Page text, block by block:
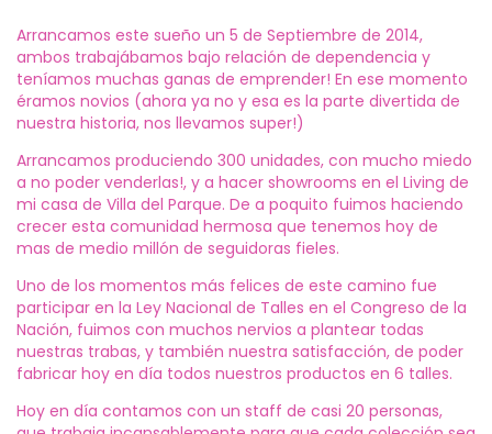
Arrancamos este sueño un 5 de Septiembre de 2014,
ambos trabajábamos bajo relación de dependencia y
teníamos muchas ganas de emprender! En ese momento
éramos novios (ahora ya no y esa es la parte divertida de
nuestra historia, nos llevamos super!)
Arrancamos produciendo 300 unidades, con mucho miedo
a no poder venderlas!, y a hacer showrooms en el Living de
mi casa de Villa del Parque. De a poquito fuimos haciendo
crecer esta comunidad hermosa que tenemos hoy de
mas de medio millón de seguidoras fieles.
Uno de los momentos más felices de este camino fue
participar en la Ley Nacional de Talles en el Congreso de la
Nación, fuimos con muchos nervios a plantear todas
nuestras trabas, y también nuestra satisfacción, de poder
fabricar hoy en día todos nuestros productos en 6 talles.
Hoy en día contamos con un staff de casi 20 personas,